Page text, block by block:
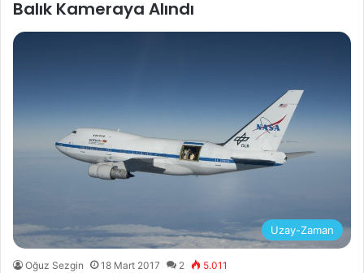
Balık Kameraya Alındı
Uzay-Zaman
Oğuz Sezgin 18 Mart 2017 2 5.011